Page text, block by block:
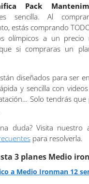
Pack
sencilla. Al
estás comprando
olímpicos a un precio
si compraras un
diseñados para ser
y sencilla con videos
Solo tendrás que
duda? Visita nuestro
para resolverla.
3 planes Medio
a Medio Ironman 12